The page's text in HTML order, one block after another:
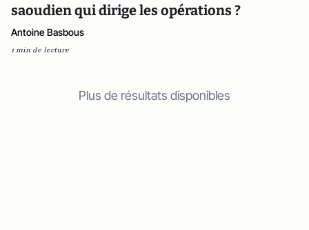
saoudien qui dirige les opérations ?
Antoine Basbous
1 min de lecture
Plus de résultats disponibles